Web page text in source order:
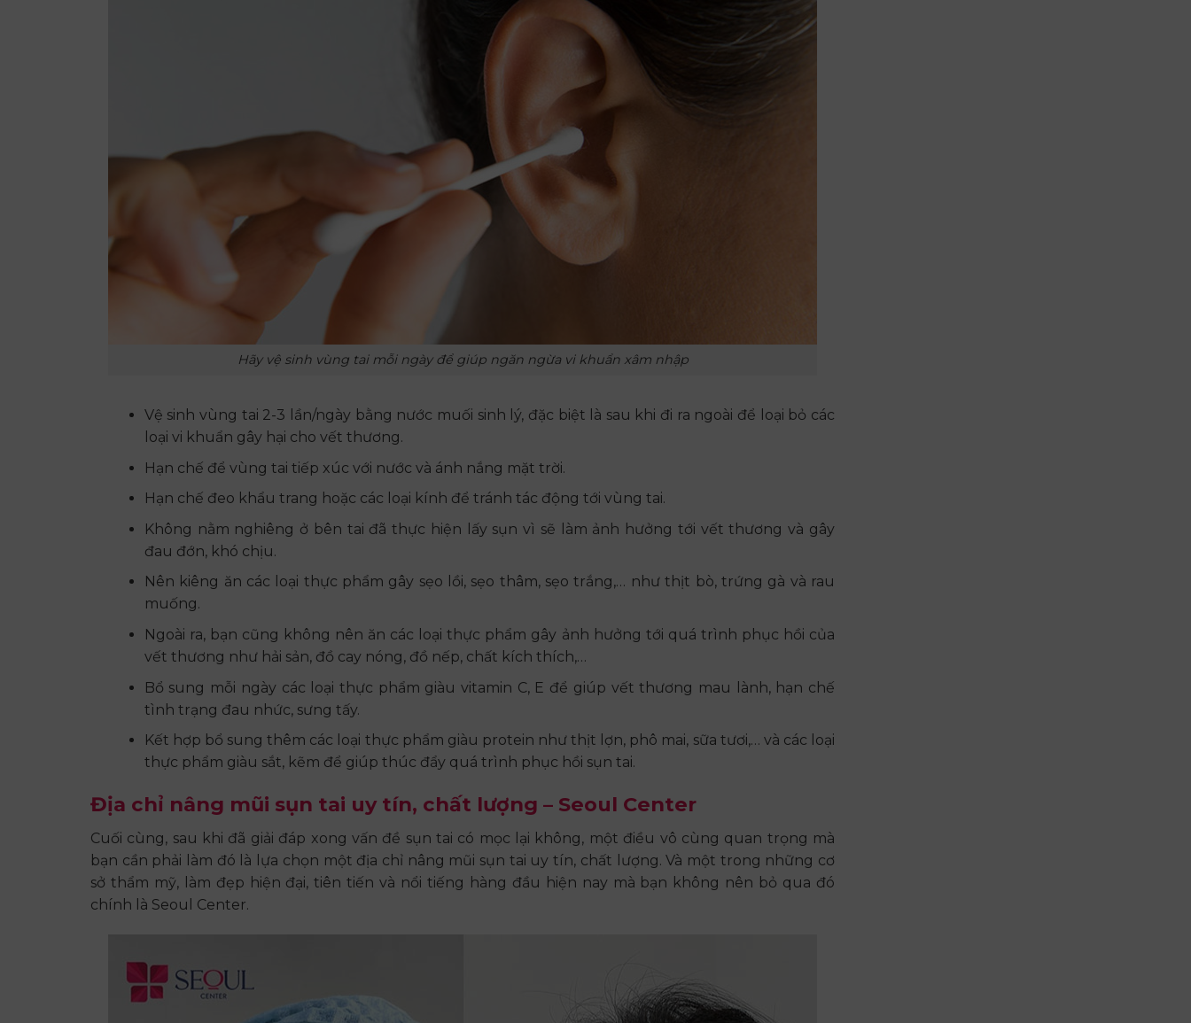
Hãy vệ sinh vùng tai mỗi ngày để giúp ngăn ngừa vi khuẩn xâm nhập
Vệ sinh vùng tai 2-3 lần/ngày bằng nước muối sinh lý, đặc biệt là sau khi đi ra ngoài để loại bỏ các
loại vi khuẩn gây hại cho vết thương.
Hạn chế để vùng tai tiếp xúc với nước và ánh nắng mặt trời.
Hạn chế đeo khẩu trang hoặc các loại kính để tránh tác động tới vùng tai.
Không nằm nghiêng ở bên tai đã thực hiện lấy sụn vì sẽ làm ảnh hưởng tới vết thương và gây
đau đớn, khó chịu.
Nên kiêng ăn các loại thực phẩm gây sẹo lồi, sẹo thâm, sẹo trắng,… như thịt bò, trứng gà và rau
muống.
Ngoài ra, bạn cũng không nên ăn các loại thực phẩm gây ảnh hưởng tới quá trình phục hồi của
vết thương như hải sản, đồ cay nóng, đồ nếp, chất kích thích,…
Bổ sung mỗi ngày các loại thực phẩm giàu vitamin C, E để giúp vết thương mau lành, hạn chế
tình trạng đau nhức, sưng tấy.
Kết hợp bổ sung thêm các loại thực phẩm giàu protein như thịt lợn, phô mai, sữa tươi,… và các loại
thực phẩm giàu sắt, kẽm để giúp thúc đẩy quá trình phục hồi sụn tai.
Địa chỉ nâng mũi sụn tai uy tín, chất lượng – Seoul Center
Cuối cùng, sau khi đã giải đáp xong vấn đề sụn tai có mọc lại không, một điều vô cùng quan trọng mà
bạn cần phải làm đó là lựa chọn một địa chỉ nâng mũi sụn tai uy tín, chất lượng. Và một trong những cơ
sở thẩm mỹ, làm đẹp hiện đại, tiên tiến và nổi tiếng hàng đầu hiện nay mà bạn không nên bỏ qua đó
chính là Seoul Center.